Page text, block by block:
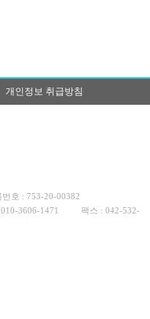
개인정보 취급방침
번호 : 753-20-00382
3606-1471
팩스 : 042-532-